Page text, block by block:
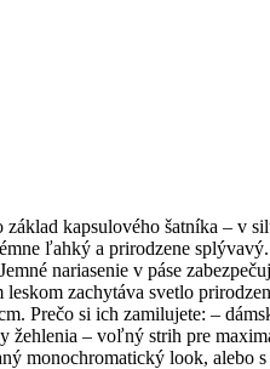
kapsulového šatníka – v
ľahký a prirodzene
nariasenie v páse
zachytáva svetlo
Prečo si ich zamilujete: –
– voľný strih pre
monochromatický look, alebo